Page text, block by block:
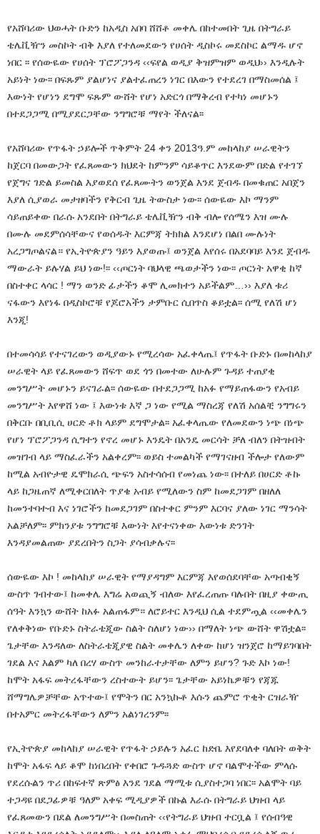
የአሸባሪው ህወሓት ቡድን ከአዲስ አበባ ሸሸቶ መቀሌ በከተመበት ጊዜ በትግራይ
ቴሌቪዥን መስኮት ብቅ እያለ የተለመደውን የሀሰት ዲስኮሩ መደስኮር ልማዱ ሆኖ
ነበር ፡፡ የሰውዬው የሀሰት ፕሮፖጋንዳ ‹‹ፍየል ወዲያ ቅዝምዝም ወዲህ›› እንዲሉት
አይነት ነው፡፡ በፍጹም ያልሆነና ያልተፈጠረን ነገር በእውን የተደረገ በማስመሰል ፤
እውነት የሆነን ደግሞ ፍጹም ውሸት የሆነ አድርጎ በማቅረብ የተካነ መሆኑን
በተደጋጋሚ በሚያደርጋቸው ንግግሮቹ ማየት ችለናል፡፡
የአሸባሪው የጥፋት ኃይሎች ጥቅምት 24 ቀን 2013ዓ.ም መከላከያ ሠራዊትን
ከጀርባ በመውጋት የፈጸመውን ክህደት ከምንም ሳይቆጥር እንደውም በድል የተገኘ
የጀግና ገድል ይመስል እያወደሰ የፈጸሙትን ወንጀል እንደ ጀብዱ በመቁጠር አበጀን
እያለ ሲያወራ መታዘባችን የቅርብ ጊዜ ትውስታ ነው፡፡ ሰውዬው እኮ ማንም
ሳይጠይቀው በራሱ አንደበት በትግራይ ቴሌቪዥን ብቅ ብሎ የሰሜን እዝ ሙሉ
በሙሉ መደምሰሳቸውና የወሰዱት እርምጃ ትክክል እንደሆነ በልበ ሙሉነት
አረጋግጦልናል። የኢትዮጵያን ዓይን እያወጡ፤ ወንጀል እየሰሩ በአደባባይ እንደ ጀብዱ
ማውራት ይሉሃል ይህ ነው!፡፡ ‹‹ጦርነት ባህላዊ ጫወታችን ነው፡፡ ጦርነት አዋቂ ከኛ
በስተቀር ላሳር ! ማን ወንድ ፊታችን ቆሞ ሊመክተን አይችልም…›› እያለ ቱሪ
ናፋውን እየነፋ በዲስኮሮቹ የጆሮአችን ታምቡር ሲበጥስ ቆይቷል፡፡ ሰሚ የለሽ ሆነ
እንጂ!
በተመሳሳይ የተናገረውን ወዲያውኑ የሚረሳው አፈቀላጤ፤ የጥፋት ቡድኑ በመከላከያ
ሠራዊት ላይ የፈጸመውን ሸፍጥ ወደ ጎን በመተው ለሁሉም ጉዳይ ተጠያቂ
መንግሥት መሆኑን ይናገራል፡፡ ሰውዬው በተደጋጋሚ ከአፉ የማይጠፋውን የአብይ
መንግሥት እየዋሸ ነው ፤ እውነቱ እኛ ጋ ነው የሚል ማስረጃ የለሽ አሰልቺ ንግግሩን
በቅርቡ በቢቢሲ ሀርድ ቶክ ላይም ደግሞታል፡፡ አፈቀላጤው የለመደውን ነጭ በነጭ
የሆነ ፕሮፖጋንዳ ሲግተን የኖረ መሆኑ እንዴት በአንዴ መርሳት ቻለ ብለን በትዝብት
መዝገብ ላይ ማስፈራችን አልቀረም፡፡ ወይስ ተመልካች የማገናዘብ ችሎታ የለውም
ከሚል አብዮታዊ ዴሞክራሲ ጭፍን አስተሳሰብ የመነጨ ነው፡፡ በተለይ በሀርድ ቶኩ
ላይ ከጋዜጠኛ ለሚቀርበለት ጥያቄ አብይ የሚለውን ስም ከመደጋገም በዘለለ
ከመንተባተብ እና ነገሮችን ከመደጋገም በስተቀር ምንም እርባና ያለው ነገር ማንሳት
አልቻለም፡፡ ምክንያቱ ንግግሮቹ እውነት እየተናነቀው እውነቱ ድንገት
እንዳያመልጠው ያደረበትን ስጋት ያሳብቃሉና፡፡
ሰውዬው እኮ ! መከላከያ ሠራዊት የማያዳግም እርምጃ እየወሰደባቸው አጣብቂኝ
ውስጥ ገብተው፤ ከመቀሌ እግሬ አወጪኝ ብለው እየፈረጠጡ ባሉበት በዚያ ቀውጢ
ሰዓት እንኳን ውሸት ከአፉ አልጠፋም። ለሮይተር እንዲህ ሲል ተደምጧል ‹‹መቀሌን
የለቀቅነው የቡድኑ ስትራቴጂው ስልት ስለሆነ ነው›› በማለት ነጭ ውሸት ዋሽቷል፡፡
ጌታቸው እንዳለው ለስትራቴጂያዊ ስልት መቀሌን ለቀው ከሆነ ዝንጀሮ ከማይገባበት
ገደል እና እልም ካለ በረሃ ውስጥ መንከራተታቸው ለምን ይሆን? ጉድ እኮ ነው!
ከሞት አፋፍ መትረፋቸውን ረስተውት ይሆን፡፡ ጌታቸው አይነኬዎቹን የጃጁ
ሸማግሌዎቻቸው አጥተው፤ የሞትን በር አንኳኩቶ እሱን ጨምሮ ጥቂት ርዝራዥ
በተአምር መትረፋቸውን ለምን አልነገረንም፡፡
የኢትዮጵያ መከላከያ ሠራዊት የጥፋት ኃይሉን አፈር ከድቤ እየደባለቀ ባለበት ወቅት
ከሞት አፋፍ ላይ ቆሞ ከነበረበት የቀበሮ ጉዱጓድ ውስጥ ሆኖ ባልሞተችው ምላሱ
የደረሱልን ጥሪ በከፍተኛ ጽምፅ እንደ ገደል ማሚቱ ሲያስተጋባ ነበር፡፡ አልሞት ባይ
ተጋዳዩ በደጋፊዎቹ ዓለም አቀፍ ሚዲያዎች በኩል እራሱ በትግራይ ህዝብ ላይ
የፈጸመውን በደል ለመንግሥት በመስጠት ‹‹የትግራይ ህዝብ ተርቧል ፤ የሰብዓዊ